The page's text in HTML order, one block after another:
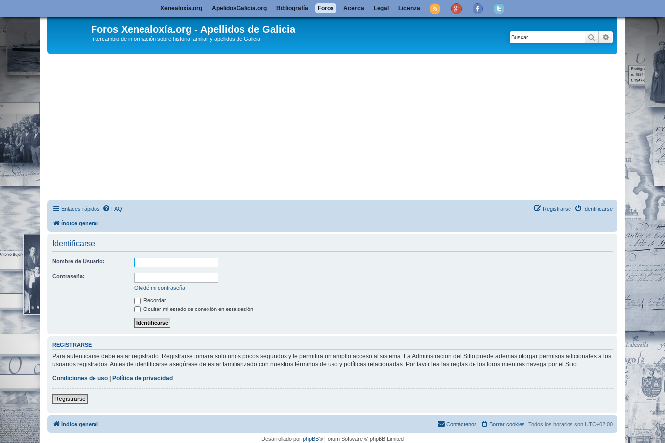
Foros Xenealoxía.org - Apellidos de Galicia
Intercambio de información sobre historia familiar y apellidos de Galicia Buscar Búsqueda
Enlaces rápidos FAQ Identificarse
Registrarse
Índice general
Identificarse
Nombre de Usuario:
Contraseña:
Olvidé mi contraseña
Recordar
Ocultar mi estado de conexión en esta sesión
REGISTRARSE
Para autenticarse debe estar registrado. Registrarse tomará solo unos pocos segundos y le permitirá un amplio acceso al sistema. La Administración del Sitio puede además otorgar permisos adicionales a los
usuarios registrados. Antes de identificarse asegúrese de estar familiarizado con nuestros términos de uso y políticas relacionadas. Por favor lea las reglas de los foros mientras navega por el Sitio.
Condiciones de uso | Política de privacidad
Registrarse
Xenealoxía.org ApelidosGalicia.org Bibliografía Foros Acerca Legal Licenza
Índice general Todos los horarios son UTC+02:00
Borrar cookies
Contáctenos
Desarrollado por phpBB® Forum Software © phpBB Limited